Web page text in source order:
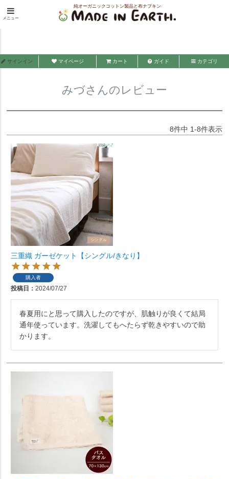
純オーガニックコットン製品と布ナプキン
メイド・イン・アース
メニュー
HOME みづさんのレビュー
サインイン マイページ カート ガイド カテゴリ
みづさんのレビュー
8件中 1-8件表示
三重織 ガーゼケット【シングル/きなり】
購入者
投稿日 2024/07/27
春夏用にと思って購入したのですが、肌触りが良くて結局
通年使っています。洗濯してもへたらず乾きやすいので助
かります。